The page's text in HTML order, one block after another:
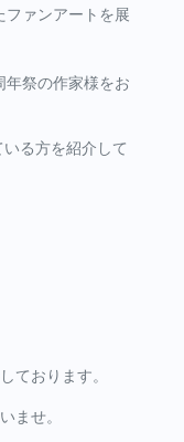
ファンアートを展
年祭の作家様をお
る方を紹介して
ております。
ませ。